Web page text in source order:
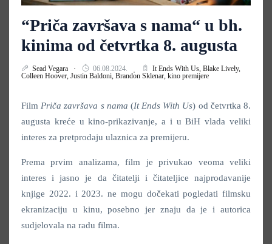
“Priča završava s nama“ u bh.
kinima od četvrtka 8. augusta
Sead Vegara 06.08.2024. It Ends With Us, Blake Lively,
Colleen Hoover, Justin Baldoni, Brandon Sklenar, kino premijere
Film Priča završava s nama (It Ends With Us) od četvrtka 8.
augusta kreće u kino-prikazivanje, a i u BiH vlada veliki
interes za pretprodaju ulaznica za premijeru.
Prema prvim analizama, film je privukao veoma veliki
interes i jasno je da čitatelji i čitateljice najprodavanije
knjige 2022. i 2023. ne mogu dočekati pogledati filmsku
ekranizaciju u kinu, posebno jer znaju da je i autorica
sudjelovala na radu filma.